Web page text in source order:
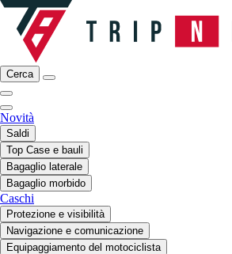
Cerca
Novità
Saldi
Top Case e bauli
Bagaglio laterale
Bagaglio morbido
Caschi
Protezione e visibilità
Navigazione e comunicazione
Equipaggiamento del motociclista